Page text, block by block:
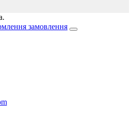
замовлення